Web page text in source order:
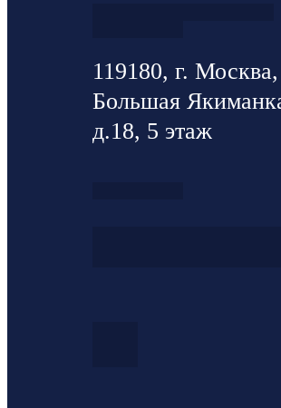
119180, г.
Большая
д.18, 5 этаж